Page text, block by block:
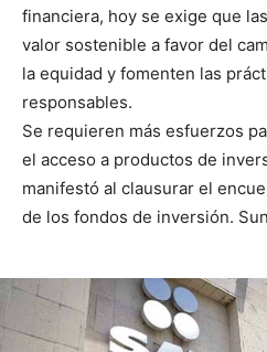
financiera, hoy se exige que
valor sostenible a favor del
la equidad y fomenten las
responsables.
Se requieren más esfuerzos
el acceso a productos de
manifestó al clausurar el
de los fondos de inversión. Sun